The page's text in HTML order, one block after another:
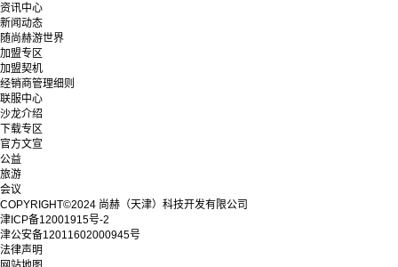
资讯中心
新闻动态
随尚赫游世界
加盟专区
加盟契机
经销商管理细则
联服中心
沙龙介绍
下载专区
官方文宣
公益
旅游
会议
COPYRIGHT©2024 尚赫（天津）科技开发有限公司
津ICP备12001915号-2
津公安备12011602000945号
法律声明